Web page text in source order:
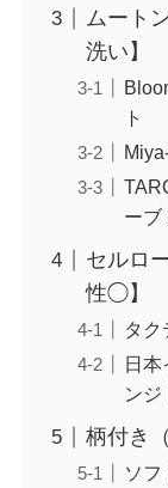
ムート
洗い】
ト
ーブ
セルロ
性◯】
タク
日
ンジ
柄付き
ソ